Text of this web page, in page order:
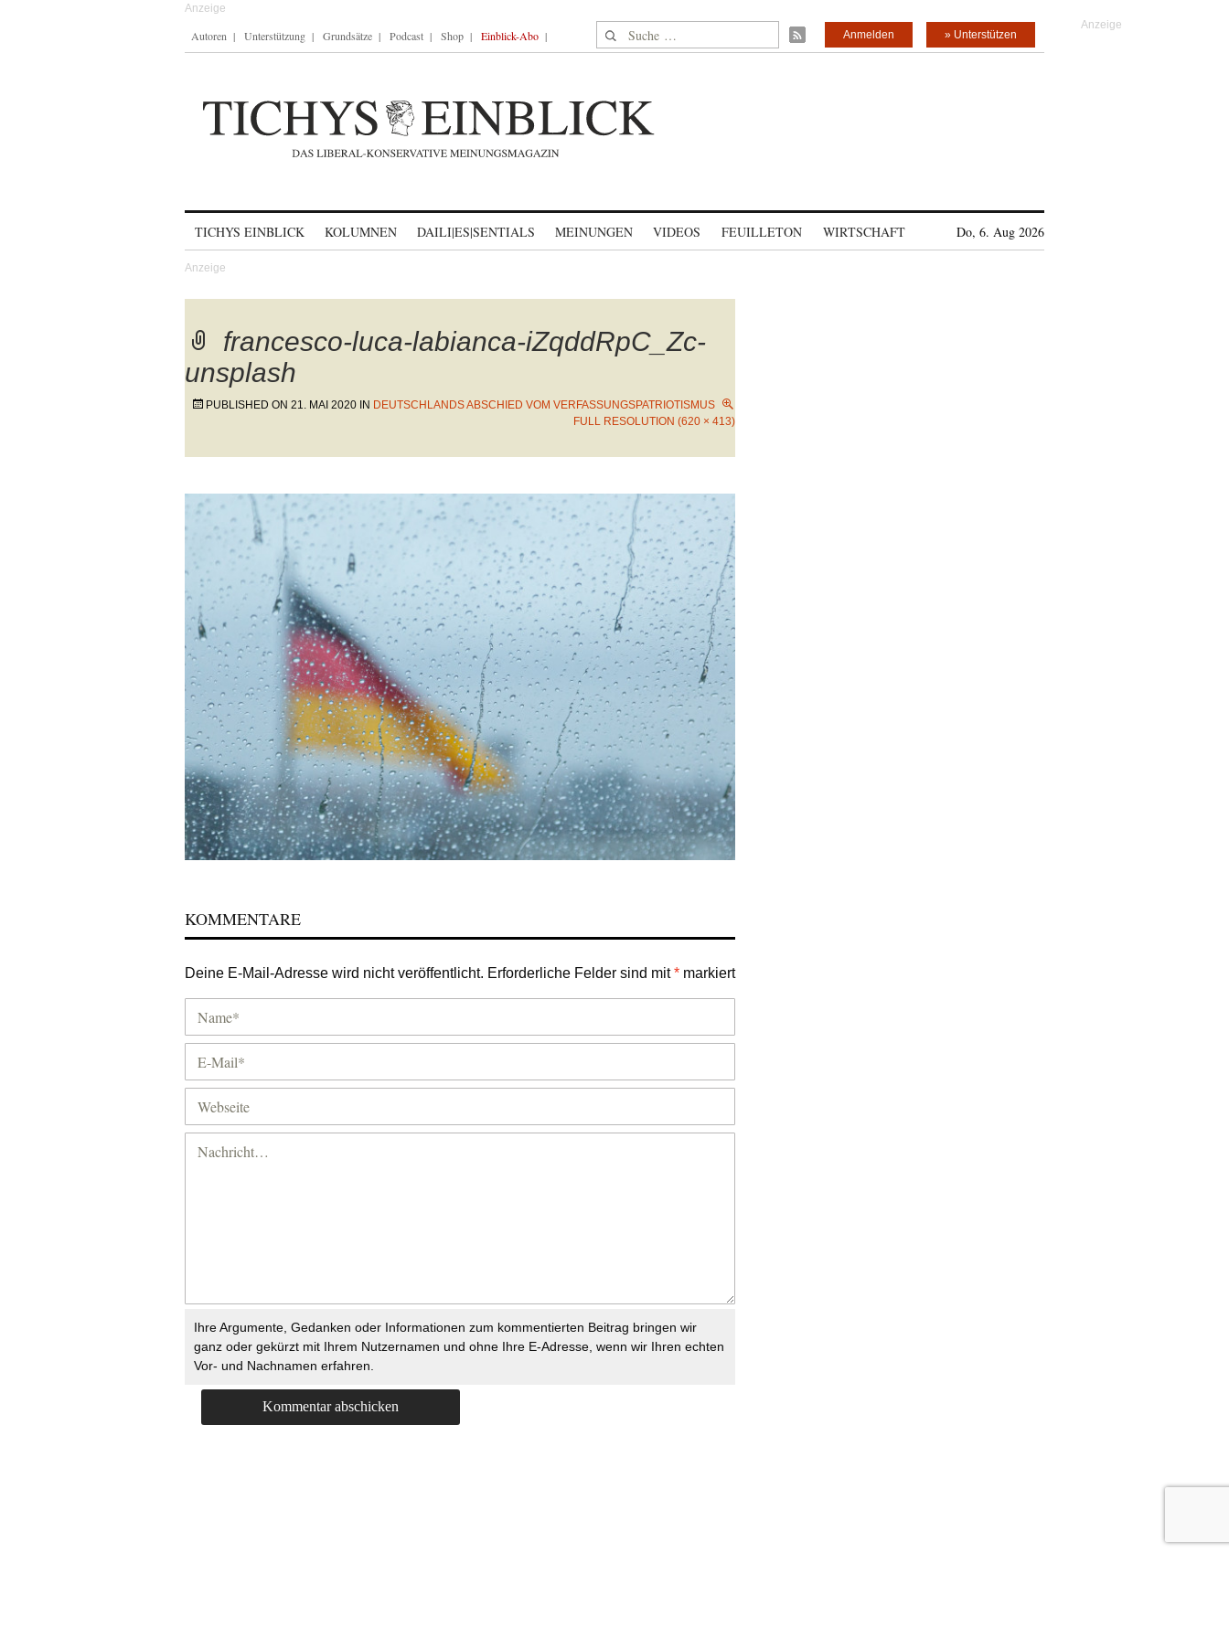
Autoren Unterstützung Grundsätze Podcast Shop Einblick-Abo Suche nach: » Unterstützen
Anmelden
TICHYS EINBLICK KOLUMNEN DAILI|ES|SENTIALS MEINUNGEN VIDEOS FEUILLETON WIRTSCHAFT Do, 6. Aug 2026
francesco-luca-labianca-iZqddRpC_Zc-
unsplash
PUBLISHED ON 21. MAI 2020 IN DEUTSCHLANDS ABSCHIED VOM VERFASSUNGSPATRIOTISMUS
FULL RESOLUTION (620 × 413)
KOMMENTARE
Deine E-Mail-Adresse wird nicht veröffentlicht. Erforderliche Felder sind mit* markiert
Ihre Argumente, Gedanken oder Informationen zum kommentierten Beitrag bringen wir
ganz oder gekürzt mit Ihrem Nutzernamen und ohne Ihre E-Adresse, wenn wir Ihren echten
Vor- und Nachnamen erfahren.